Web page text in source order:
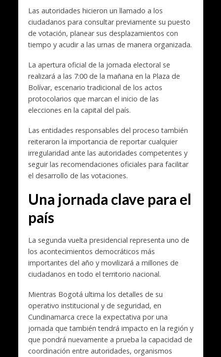
Las autoridades hicieron un llamado a los
ciudadanos para consultar previamente su puesto
de votación, planear sus desplazamientos con
tiempo y acudir a las urnas de manera organizada.
La apertura oficial de la jornada electoral se
realizará a las 7:00 de la mañana en la Plaza de
Bolívar, escenario tradicional de los actos
protocolarios que marcan el inicio de las
elecciones en la capital del país.
Las entidades responsables del proceso también
reiteraron la importancia de reportar cualquier
irregularidad ante las autoridades competentes y
seguir las recomendaciones oficiales para facilitar
el desarrollo de las votaciones.
Una jornada clave para el
país
La segunda vuelta presidencial representa uno de
los acontecimientos democráticos más
importantes del año y movilizará a millones de
ciudadanos en todo el territorio nacional.
Mientras Bogotá ultima los detalles de su
operativo institucional y de seguridad, en
Cundinamarca crece la expectativa por una
jornada que también tendrá impacto en la región y
que pondrá nuevamente a prueba la capacidad de
coordinación entre autoridades, organismos